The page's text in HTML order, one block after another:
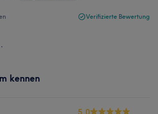
Verifizierte Bewertung
kennen
5.0